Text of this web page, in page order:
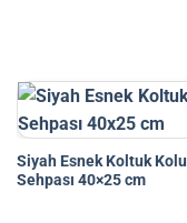
Siyah Esnek Koltuk Kolu
Sehpası 40×25 cm